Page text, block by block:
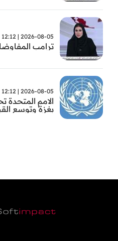
2026-08-05 | 12:12
ترامب
2026-08-05 | 12:12
الامم المتحدة
بغزة وتوسع